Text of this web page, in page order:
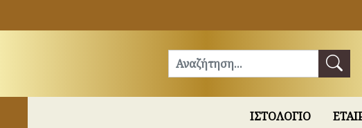
ΙΣΤΟΛΟΓΙΟ